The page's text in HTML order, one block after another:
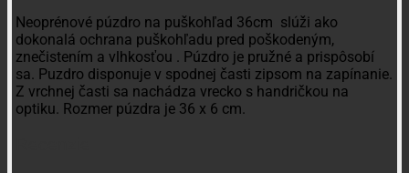
Neoprénové púzdro na puškohľad 36cm slúži ako
dokonalá ochrana puškohľadu pred poškodeným,
znečistením a vlhkosťou . Púzdro je pružné a prispôsobí
sa. Puzdro disponuje v spodnej časti zipsom na zapínanie.
Z vrchnej časti sa nachádza vrecko s handričkou na
optiku. Rozmer púzdra je 36 x 6 cm.